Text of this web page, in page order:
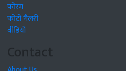
फोरम
फोटो गैलरी
वीडियो
Contact